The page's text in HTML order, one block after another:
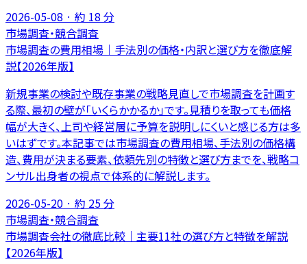
2026-05-08 · 約 18 分
市場調査・競合調査
市場調査の費用相場｜手法別の価格・内訳と選び方を徹底解
説【2026年版】
新規事業の検討や既存事業の戦略見直しで市場調査を計画す
る際、最初の壁が「いくらかかるか」です。見積りを取っても価格
幅が大きく、上司や経営層に予算を説明しにくいと感じる方は多
いはずです。本記事では市場調査の費用相場、手法別の価格構
造、費用が決まる要素、依頼先別の特徴と選び方までを、戦略コ
ンサル出身者の視点で体系的に解説します。
2026-05-20 · 約 25分
市場調査・競合調査
市場調査会社の徹底比較｜主要11社の選び方と特徴を解説
【2026年版】